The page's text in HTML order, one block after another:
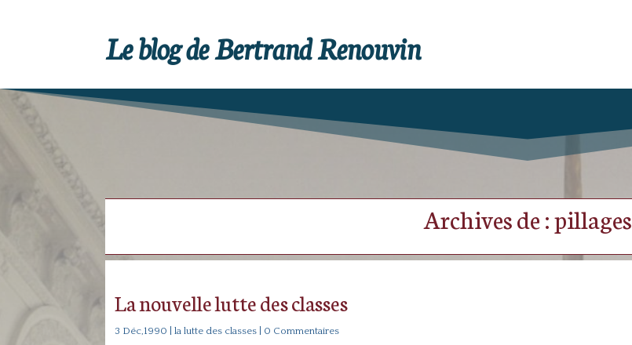
Le blog de Bertrand Renouvin
Archives de : pillages
La nouvelle lutte des classes
3 Déc,1990 |la lutte des classes | 0 Commentaires